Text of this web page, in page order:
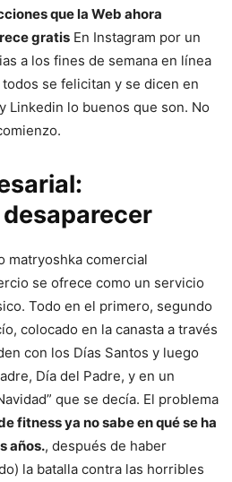
que la Web ahora
gratis En Instagram por un
a los fines de semana en línea
se felicitan y se dicen en
Linkedin lo buenos que son. No
matryoshka comercial
se ofrece como un servicio
Todo en el primero, segundo
colocado en la canasta a través
con los Días Santos y luego
Día del Padre, y en un
que se decía. El problema
fitness ya no sabe en qué se ha
años., después de haber
la batalla contra las horribles